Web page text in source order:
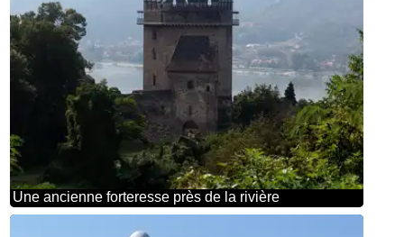
Une ancienne forteresse près de la rivière